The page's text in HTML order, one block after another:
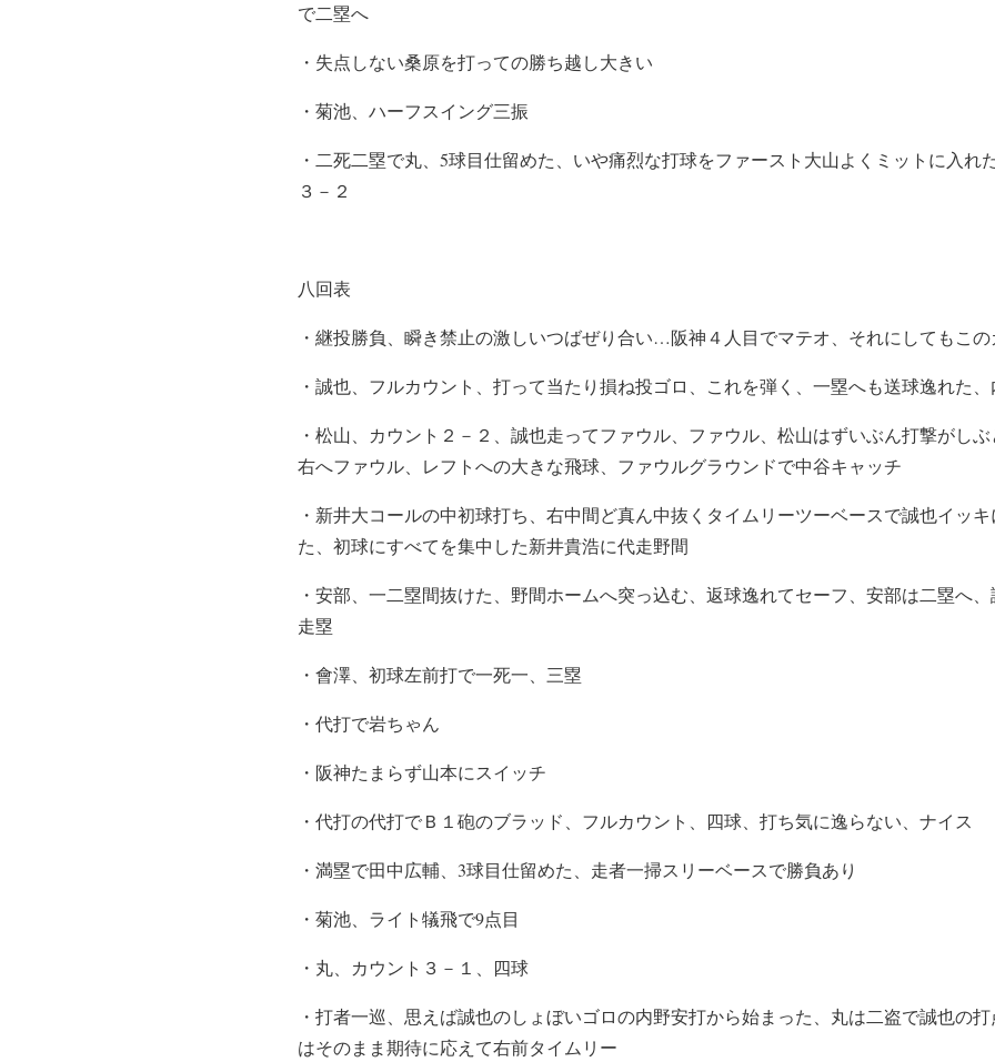
で二塁へ
・失点しない桑原を打っての勝ち越し大きい
・菊池、ハーフスイング三振
・二死二塁で丸、5球目仕留めた、いや痛烈な打球をファースト大山よくミットに入
３－２
八回表
・継投勝負、瞬き禁止の激しいつばぜり合い…阪神４人目でマテオ、それにしてもこ
・誠也、フルカウント、打って当たり損ね投ゴロ、これを弾く、一塁へも送球逸れた
・松山、カウント２－２、誠也走ってファウル、ファウル、松山はずいぶん打撃がし
右へファウル、レフトへの大きな飛球、ファウルグラウンドで中谷キャッチ
・新井大コールの中初球打ち、右中間ど真ん中抜くタイムリーツーベースで誠也イッ
た、初球にすべてを集中した新井貴浩に代走野間
・安部、一二塁間抜けた、野間ホームへ突っ込む、返球逸れてセーフ、安部は二塁へ
走塁
・會澤、初球左前打で一死一、三塁
・代打で岩ちゃん
・阪神たまらず山本にスイッチ
・代打の代打でＢ１砲のブラッド、フルカウント、四球、打ち気に逸らない、ナイス
・満塁で田中広輔、3球目仕留めた、走者一掃スリーベースで勝負あり
・菊池、ライト犠飛で9点目
・丸、カウント３－１、四球
・打者一巡、思えば誠也のしょぼいゴロの内野安打から始まった、丸は二盗で誠也の
はそのまま期待に応えて右前タイムリー